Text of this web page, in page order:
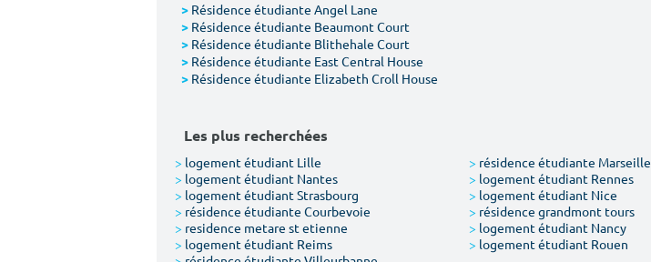
> Résidence étudiante Angel Lane
> Résidence étudiante Beaumont Court
> Résidence étudiante Blithehale Court
> Résidence étudiante East Central House
> Résidence étudiante Elizabeth Croll House
Les plus recherchées
> logement étudiant Lille > résidence étudiante Marseille
> logement étudiant Nantes > logement étudiant Rennes
> logement étudiant Strasbourg > logement étudiant Nice
> résidence étudiante Courbevoie > résidence grandmont tours
> residence metare st etienne > logement étudiant Nancy
> logement étudiant Reims > logement étudiant Rouen